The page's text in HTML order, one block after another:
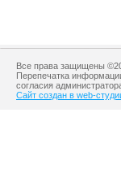
Все права защищены
Перепечатка
согласия
Сайт создан в web-